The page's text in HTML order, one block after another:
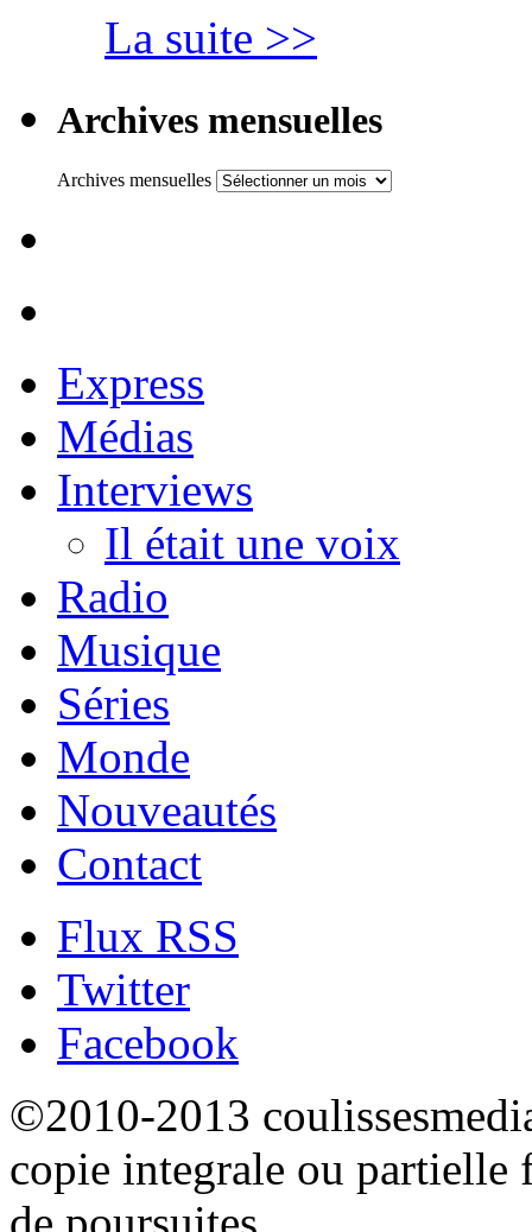
La suite >>
Archives mensuelles
Archives mensuelles
Express
Médias
Interviews
Il était une voix
Radio
Musique
Séries
Monde
Nouveautés
Contact
Flux RSS
Twitter
Facebook
©2010-2013
copie integrale ou partielle
de poursuites.